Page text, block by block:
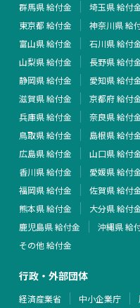
群馬県 給付金
埼玉県 給付
東京都 給付金
神奈川県 給
富山県 給付金
石川県 給付
山梨県 給付金
長野県 給付
静岡県 給付金
愛知県 給付
滋賀県 給付金
京都府 給付
兵庫県 給付金
奈良県 給付
鳥取県 給付金
島根県 給付
広島県 給付金
山口県 給付
香川県 給付金
愛媛県 給付
福岡県 給付金
佐賀県 給付
熊本県 給付金
大分県 給付
鹿児島県 給付金
沖縄県 給
その他 給付金
行政・外部団体
経済産業省 中小企業庁